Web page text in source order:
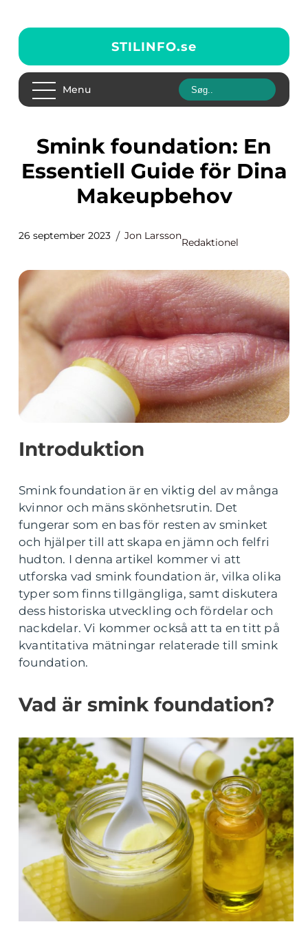
STILINFO.se
Menu
Smink foundation: En
Essentiell Guide för Dina
Makeupbehov
26 september 2023 Jon Larsson
Redaktionel
Introduktion
Smink foundation är en viktig del av många
kvinnor och mäns skönhetsrutin. Det
fungerar som en bas för resten av sminket
och hjälper till att skapa en jämn och felfri
hudton. I denna artikel kommer vi att
utforska vad smink foundation är, vilka olika
typer som finns tillgängliga, samt diskutera
dess historiska utveckling och fördelar och
nackdelar. Vi kommer också att ta en titt på
kvantitativa mätningar relaterade till smink
foundation.
Vad är smink foundation?